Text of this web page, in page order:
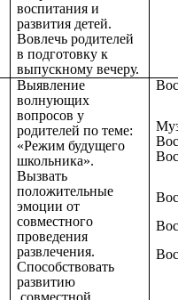
воспитания и
развития детей.
Вовлечь родителей
в подготовку к
выпускному вечеру.
Выявление
волнующих
вопросов у
родителей по теме:
«Режим будущего
школьника».
Вызвать
положительные
эмоции от
совместного
проведения
развлечения.
Способствовать
развитию
совместной